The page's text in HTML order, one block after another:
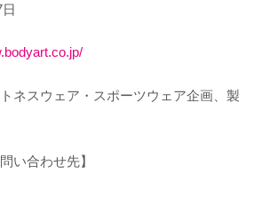
ネスウェア・スポーツウェア企画、製
い合わせ先】